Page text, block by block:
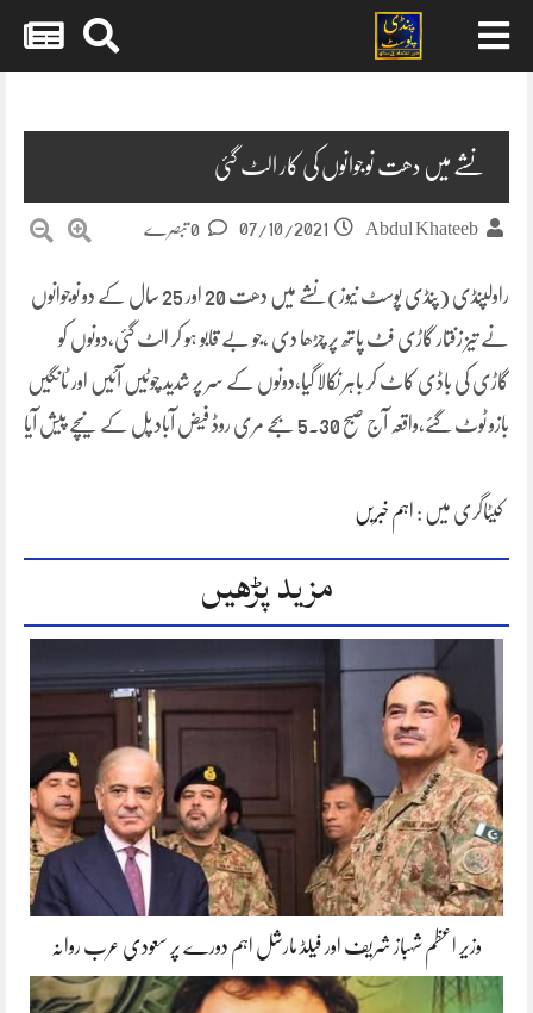
نشے میں دھت نوجوانوں کی کار الٹ گئی
Abdul Khateeb
07/10/2021
راولپنڈی (پنڈی پوسٹ نیوز)نشے میں دھت 20 اور 25 سال کے دو نوجوانوں
نے تیز زفتار گاڑی فٹ پاتھ پر چڑھا دی ،جو بے قابو ہو کر الٹ گئی،دونوں کو
گاڑی کی باڈی کاٹ کر باہر نکالا گیا،دونوں کے سر پر شدید چوٹیں آئیں اور ٹانگیں
بازو ٹوٹ گئے،واقعہ آج صبح 5.30 بجے مری روڈ فیض آباد پل کے نیچے پیش آیا
کیٹاگری میں : اہم خبریں
مزید پڑھیں
وزیر اعظم شہباز شریف اور فیلڈ مارشل اہم دورے پر سعودی عرب روانہ